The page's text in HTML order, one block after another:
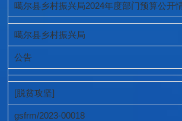
噶尔县乡村振兴局2024年度部门预算公开
噶尔县乡村振兴局
公告
[脱贫攻坚]
gsfrm/2023-00018